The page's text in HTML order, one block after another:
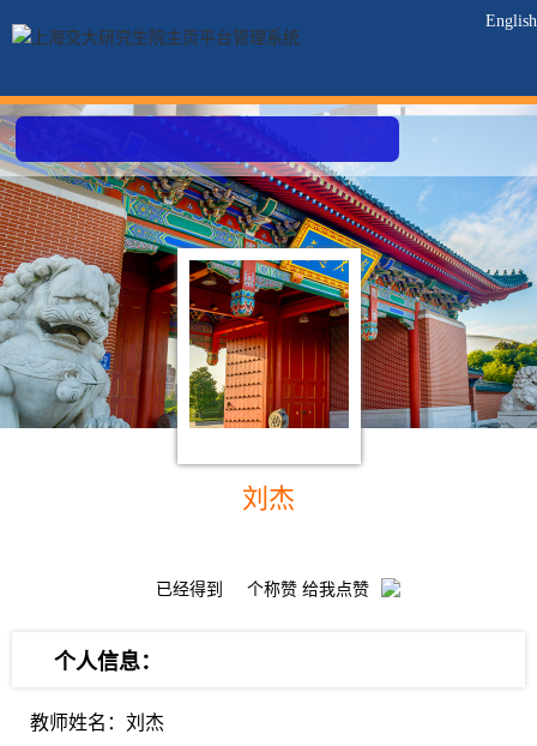
English
刘杰
已经得到 个称赞 给我点赞
个人信息：
教师姓名：刘杰